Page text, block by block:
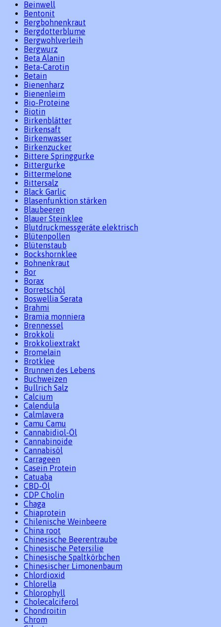
Beinwell
Bentonit
Bergbohnenkraut
Bergdotterblume
Bergwohlverleih
Bergwurz
Beta Alanin
Beta-Carotin
Betain
Bienenharz
Bienenleim
Bio-Proteine
Biotin
Birkenblätter
Birkensaft
Birkenwasser
Birkenzucker
Bittere Springgurke
Bittergurke
Bittermelone
Bittersalz
Black Garlic
Blasenfunktion stärken
Blaubeeren
Blauer Steinklee
Blutdruckmessgeräte elektrisch
Blütenpollen
Blütenstaub
Bockshornklee
Bohnenkraut
Bor
Borax
Borretschöl
Boswellia Serata
Brahmi
Bramia monniera
Brennessel
Brokkoli
Brokkoliextrakt
Bromelain
Brotklee
Brunnen des Lebens
Buchweizen
Bullrich Salz
Calcium
Calendula
Calmlavera
Camu Camu
Cannabidiol-Öl
Cannabinoide
Cannabisöl
Carrageen
Casein Protein
Catuaba
CBD-Öl
CDP Cholin
Chaga
Chiaprotein
Chilenische Weinbeere
China root
Chinesische Beerentraube
Chinesische Petersilie
Chinesische Spaltkörbchen
Chinesischer Limonenbaum
Chlordioxid
Chlorella
Chlorophyll
Cholecalciferol
Chondroitin
Chrom